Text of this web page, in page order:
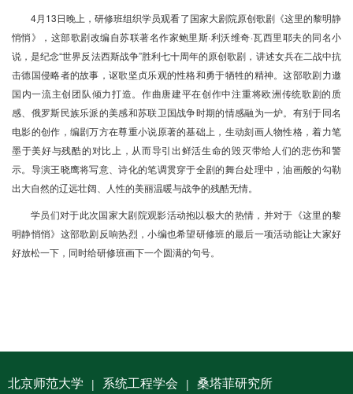
4月13日晚上，研修班组织学员观看了国家大剧院原创歌剧《这里的黎明静
悄悄》，这部歌剧改编自苏联著名作家鲍里斯·利沃维奇·瓦西里耶夫的同名小
说，是纪念“世界反法西斯战争”胜利七十周年的原创歌剧，讲述女兵在二战中抗
击德国侵略者的故事，讴歌坚贞乐观的性格和勇于牺牲的精神。这部歌剧力邀
国内一流主创团队倾力打造。作曲唐建平在创作中注重将欧洲传统歌剧的质
感、俄罗斯民族乐派的美感和苏联卫国战争时期的情感融为一炉。有别于同名
电影的创作，编剧万方在尊重小说原著的基础上，生动刻画人物性格，着力笔
墨于美好与残酷的对比上，从而导引出鲜活生命的毁灭带给人们的悲伤和警
示。导演王晓鹰将写意、诗化的笔调贯穿于全剧的舞台处理中，油画般的勾勒
出大自然的辽远壮阔、人性的美丽温暖与战争的残酷无情。
学员们对于此次国家大剧院观影活动抱以极大的热情，并对于《这里的黎
明静悄悄》这部歌剧反响热烈，小编也希望研修班的最后一项活动能让大家好
好放松一下，同时给研修班画下一个圆满的句号。
北京师范大学 | 系统工程学会 | 桑塔菲研究所